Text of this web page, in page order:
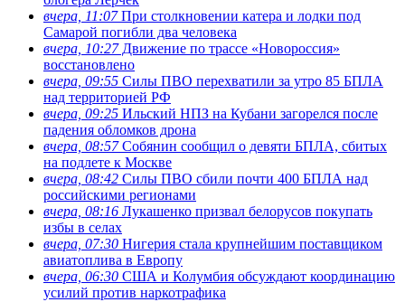
вчера, 11:07При столкновении катера и лодки под
Самарой погибли два человека
вчера, 10:27Движение по трассе «Новороссия»
восстановлено
вчера, 09:55 Силы ПВО перехватили за утро 85 БПЛА
над территорией РФ
вчера, 09:25 Ильский НПЗ на Кубани загорелся после
падения обломков дрона
вчера, 08:57Собянин сообщил о девяти БПЛА, сбитых
на подлете к Москве
вчера, 08:42 Силы ПВО сбили почти 400 БПЛА над
российскими регионами
вчера, 08:16 Лукашенко призвал белорусов покупать
избы в селах
вчера, 07:30 Нигерия стала крупнейшим поставщиком
авиатоплива в Европу
вчера, 06:30 США и Колумбия обсуждают координацию
усилий против наркотрафика